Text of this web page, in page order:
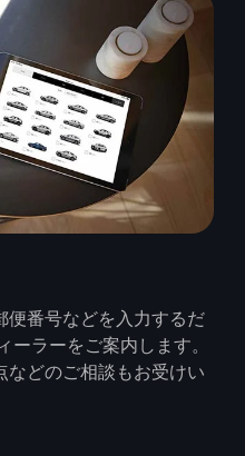
便番号などを入力するだ
ラーをご案内します。
などのご相談もお受けい